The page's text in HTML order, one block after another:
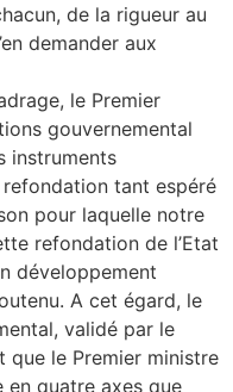
de la rigueur au
demander aux
le Premier
gouvernemental
instruments
tant espéré
pour laquelle notre
refondation de l’Etat
développement
A cet égard, le
validé par le
que le Premier ministre
en quatre axes que